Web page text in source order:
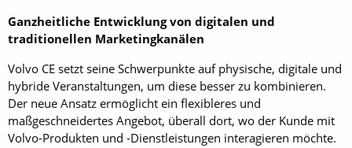
Ganzheitliche Entwicklung von digitalen und
traditionellen Marketingkanälen
Volvo CE setzt seine Schwerpunkte auf physische, digitale und
hybride Veranstaltungen, um diese besser zu kombinieren.
Der neue Ansatz ermöglicht ein flexibleres und
maßgeschneidertes Angebot, überall dort, wo der Kunde mit
Volvo-Produkten und -Dienstleistungen interagieren möchte.